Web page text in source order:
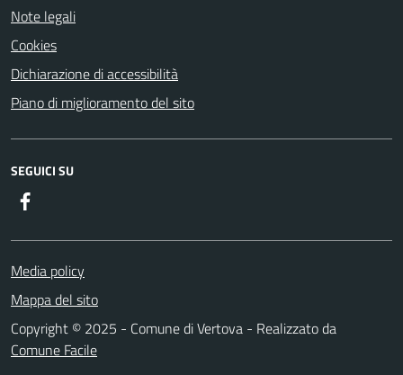
Note legali
Cookies
Dichiarazione di accessibilità
Piano di miglioramento del sito
SEGUICI SU
Media policy
Mappa del sito
Copyright © 2025 - Comune di Vertova - Realizzato da
Comune Facile